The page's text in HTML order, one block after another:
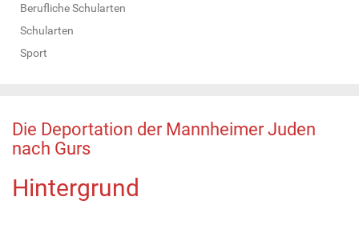
Berufliche Schularten
Schularten
Sport
Die Deportation der Mannheimer Juden
nach Gurs
Hintergrund